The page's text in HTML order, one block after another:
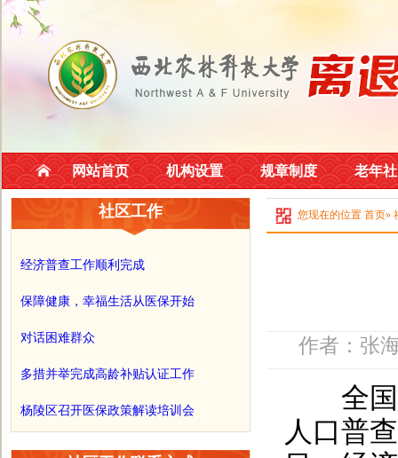
网站首页 机构设置 规章制度 老年
社区工作
经济普查工作顺利完成
保障健康，幸福生活从医保开始
对话困难群众
多措并举完成高龄补贴认证工作
杨陵区召开医保政策解读培训会
您现在的位置 首页»
作者：张
全国
人口普